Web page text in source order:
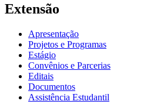
Extensão
Apresentação
Projetos e Programas
Estágio
Convênios e Parcerias
Editais
Documentos
Assistência Estudantil